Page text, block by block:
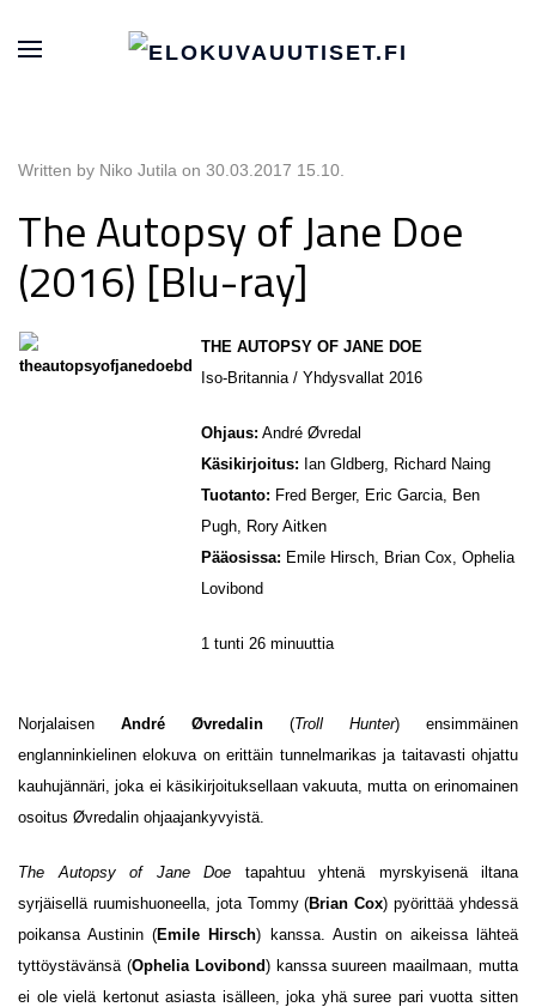
Written by Niko Jutila on 30.03.2017 15.10
The Autopsy of Jane Doe
(2016) [Blu-ray]
THE AUTOPSY OF JANE DOE
Iso-Britannia / Yhdysvallat 2016
Ohjaus: André Øvredal
Käsikirjoitus: Ian Gldberg, Richard Naing
Tuotanto: Fred Berger, Eric Garcia, Ben
Pugh, Rory Aitken
Pääosissa: Emile Hirsch, Brian Cox, Ophelia
Lovibond
1 tunti 26 minuuttia
Norjalaisen André Øvredalin (Troll Hunter) ensimmäinen
englanninkielinen elokuva on erittäin tunnelmarikas ja taitavasti ohjattu
kauhujännäri, joka ei käsikirjoituksellaan vakuuta, mutta on erinomainen
osoitus Øvredalin ohjaajankyvyistä.
The Autopsy of Jane Doe tapahtuu yhtenä myrskyisenä iltana
syrjäisellä ruumishuoneella, jota Tommy (Brian Cox) pyörittää yhdessä
poikansa Austinin (Emile Hirsch) kanssa. Austin on aikeissa lähteä
tyttöystävänsä (Ophelia Lovibond) kanssa suureen maailmaan, mutta
ei ole vielä kertonut asiasta isälleen, joka yhä suree pari vuotta sitten